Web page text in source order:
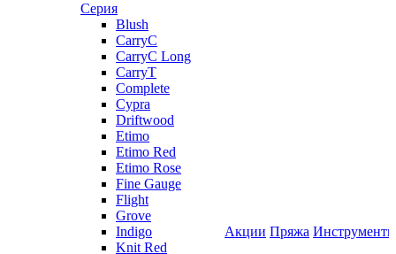
Серия
Blush
CarryC
CarryC Long
CarryT
Complete
Cypra
Driftwood
Etimo
Etimo Red
Etimo Rose
Fine Gauge
Flight
Grove
Indigo
Knit Red
Акции Пряжа Инструменты